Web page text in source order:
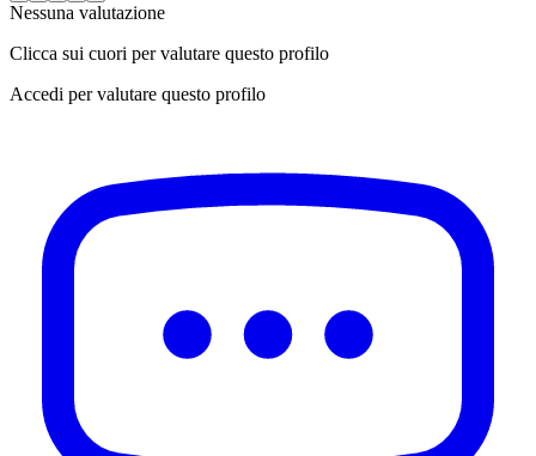
Nessuna valutazione
Clicca sui cuori per valutare questo profilo
Accedi per valutare questo profilo